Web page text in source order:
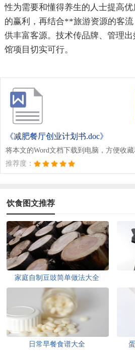
性为需要和懂得养生的人士提高
的赢利，再结合**旅游资源的客
供丰富客源。技术传品牌、管理
馆项目切实可行。
《减肥餐厅创业计划书.doc》
将本文的Word文档下载到电脑，方便收
推荐度：
饮食图文推荐
家庭自制豆豉简单做法大全
日常早餐食谱大全